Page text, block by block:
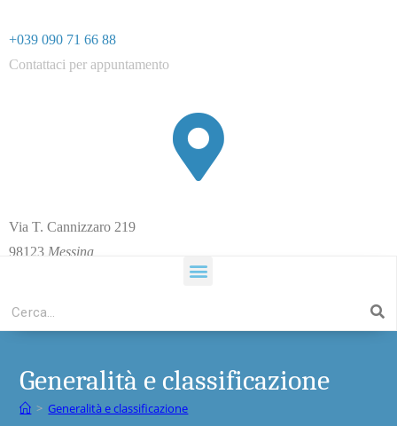
+039 090 71 66 88
Contattaci per appuntamento
Via T. Cannizzaro 219
98123 Messina
Generalità e classificazione
> Generalità e classificazione